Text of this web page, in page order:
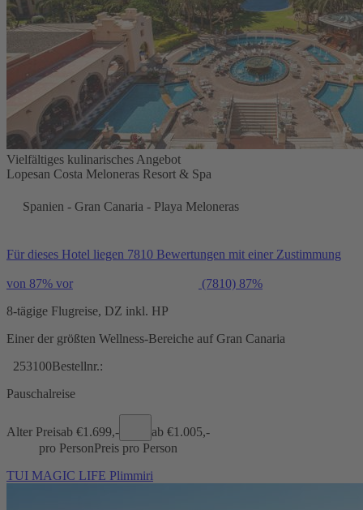
Vielfältiges kulinarisches Angebot
Lopesan Costa Meloneras Resort & Spa
Spanien - Gran Canaria - Playa Meloneras
Für dieses Hotel liegen 7810 Bewertungen mit einer Zustimmung
von 87% vor (7810) 87%
8-tägige Flugreise, DZ inkl. HP
Einer der größten Wellness-Bereiche auf Gran Canaria
253100Bestellnr.:
Pauschalreise
Alter Preisab €1.699,- ab €1.005,-
pro PersonPreis pro Person
TUI MAGIC LIFE Plimmiri